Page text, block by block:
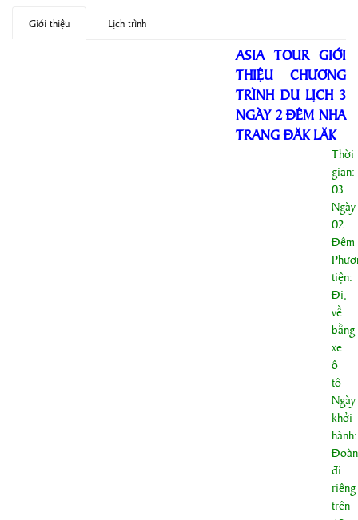
Giới thiệu Lịch trình
ASIA TOUR GIỚI
THIỆU CHƯƠNG
TRÌNH DU LỊCH 3
NGÀY 2 ĐÊM NHA
TRANG ĐĂK LĂK
Thời
gian:
03
Ngày
02
Đêm
tiện:
Đi,
về
bằng
xe
ô
tô
Ngày
khởi
hành:
Đoàn
đi
riêng
trên